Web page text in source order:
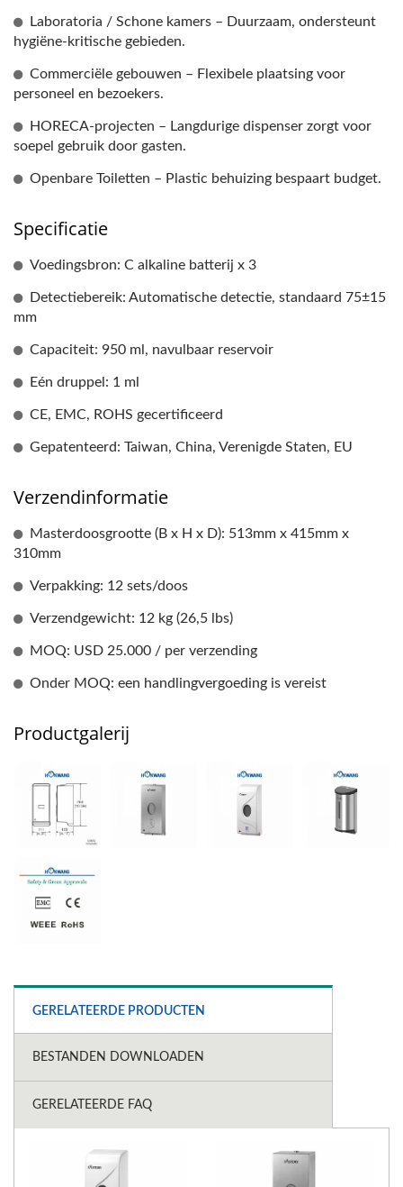
Laboratoria / Schone kamers – Duurzaam, ondersteunt
hygiëne-kritische gebieden.
Commerciële gebouwen – Flexibele plaatsing voor
personeel en bezoekers.
HORECA-projecten – Langdurige dispenser zorgt voor
soepel gebruik door gasten.
Openbare Toiletten – Plastic behuizing bespaart budget.
Specificatie
Voedingsbron: C alkaline batterij x 3
Detectiebereik: Automatische detectie, standaard 75±15
mm
Capaciteit: 950 ml, navulbaar reservoir
Eén druppel: 1 ml
CE, EMC, ROHS gecertificeerd
Gepatenteerd: Taiwan, China, Verenigde Staten, EU
Verzendinformatie
Masterdoosgrootte (B x H x D): 513mm x 415mm x
310mm
Verpakking: 12 sets/doos
Verzendgewicht: 12 kg (26,5 lbs)
MOQ: USD 25.000 / per verzending
Onder MOQ: een handlingvergoeding is vereist
Productgalerij
GERELATEERDE PRODUCTEN
BESTANDEN DOWNLOADEN
GERELATEERDE FAQ